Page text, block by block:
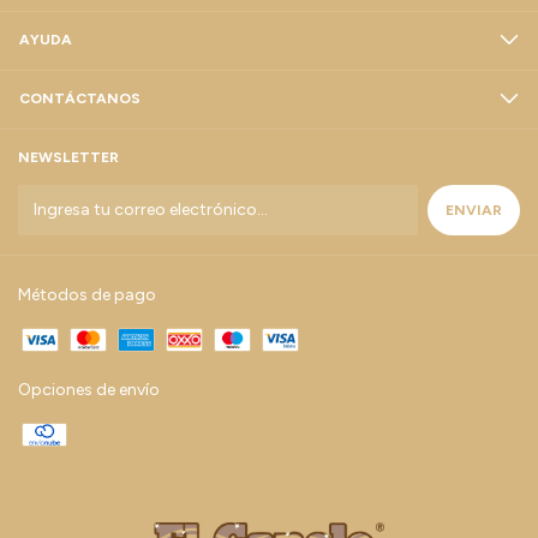
AYUDA
CONTÁCTANOS
NEWSLETTER
Métodos de pago
Opciones de envío